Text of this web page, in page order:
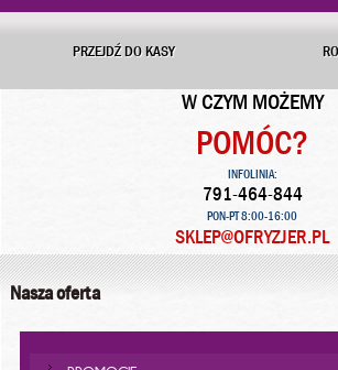
PRZEJDŹ DO KASY
W CZYM MOŻEMY
POMÓC?
INFOLINIA:
791-464-844
PON-PT 8:00-16:00
SKLEP@OFRYZJER.PL
Nasza oferta